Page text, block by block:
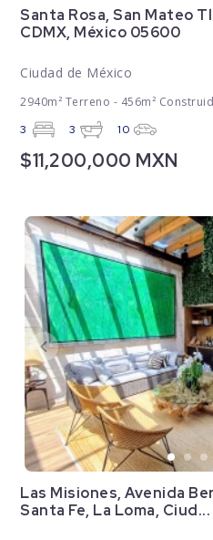
Santa Rosa, San Mateo
CDMX, México 05600
Ciudad de México
2940m² Terreno - 456m²
3 3 10
$11,200,000 MXN
Las Misiones, Avenida
Santa Fe, La Loma, Ciud...